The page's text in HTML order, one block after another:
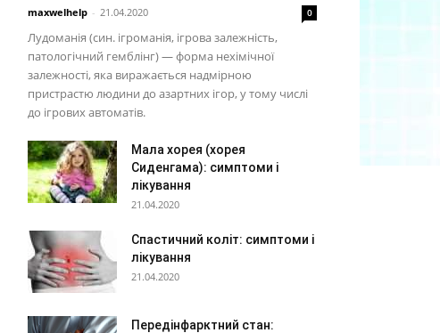
maxwelhelp - 21.04.2020 0
Лудоманія (син. ігроманія, ігрова залежність,
патологічний гемблінг) — форма нехімічної
залежності, яка виражається надмірною
пристрастю людини до азартних ігор, у тому числі
до ігрових автоматів.
Мала хорея (хорея
Сиденгама): симптоми і
лікування
21.04.2020
Спастичний коліт: симптоми і
лікування
21.04.2020
Передінфарктний стан: